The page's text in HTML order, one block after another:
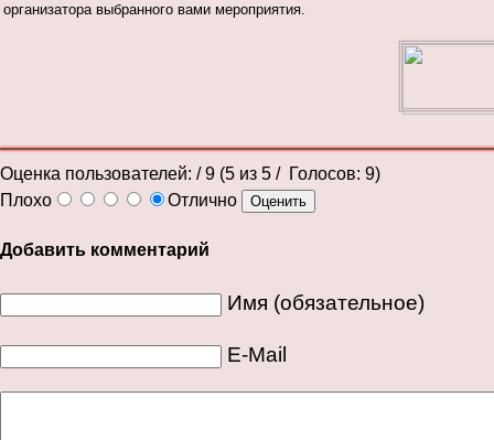
организатора выбранного вами мероприятия.
Оценка пользователей: / 9 (5 из 5 / Голосов: 9)
Плохо
Отлично
Добавить комментарий
Имя (обязательное)
E-Mail